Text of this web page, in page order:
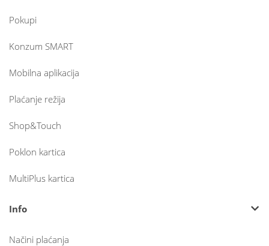
Pokupi
Konzum SMART
Mobilna aplikacija
Plaćanje režija
Shop&Touch
Poklon kartica
MultiPlus kartica
Info
Načini plaćanja